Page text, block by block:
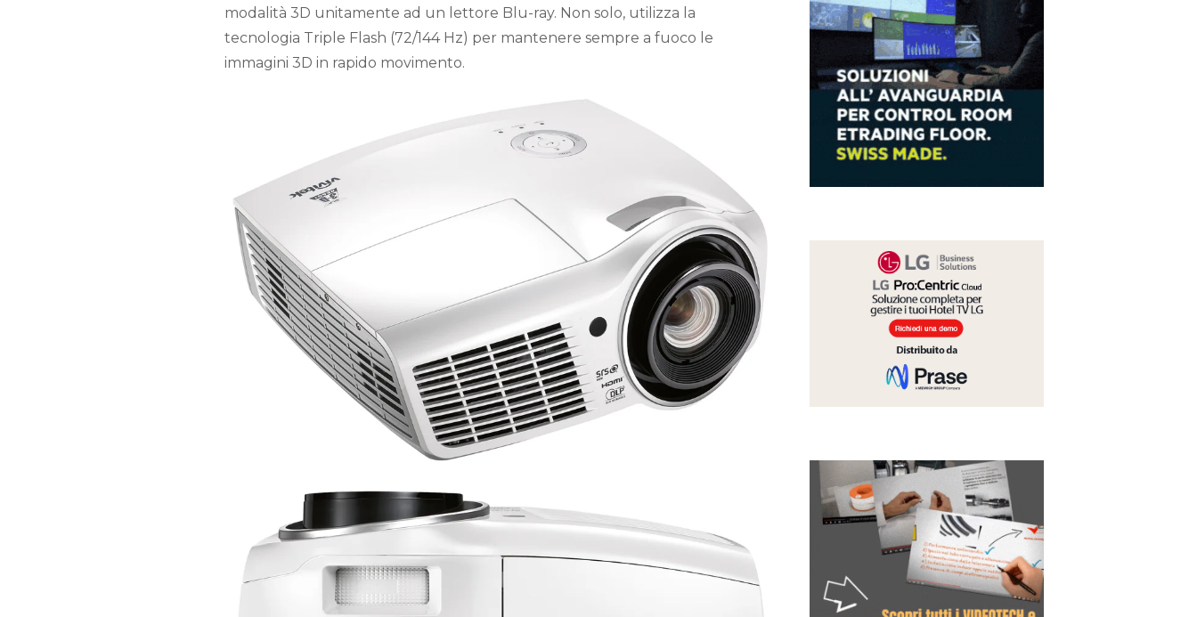
modalità 3D unitamente ad un lettore Blu-ray. Non solo, utilizza la
tecnologia Triple Flash (72/144 Hz) per mantenere sempre a fuoco le
immagini 3D in rapido movimento.